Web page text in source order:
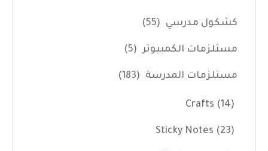
كشكول مدرسي (55)
مستلزمات الكمبيوتر (5)
مستلزمات المدرسة (183)
Crafts (14)
Sticky Notes (23)